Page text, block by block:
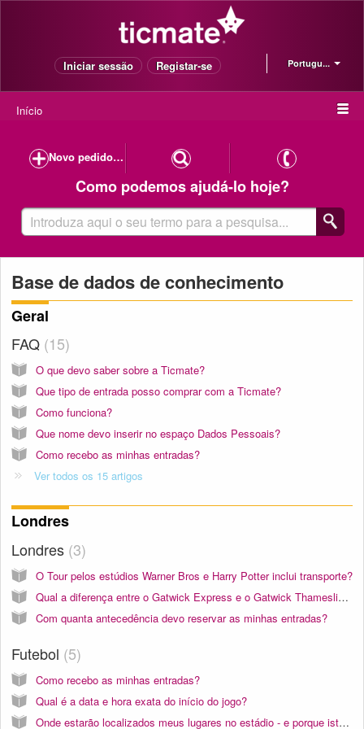
Portugu...
Iniciar sessão Registar-se
Início
Novo pedido de suporte
Como podemos ajudá-lo hoje?
Base de dados de conhecimento
Geral
FAQ 15
O que devo saber sobre a Ticmate?
Que tipo de entrada posso comprar com a Ticmate?
Como funciona?
Que nome devo inserir no espaço Dados Pessoais?
Como recebo as minhas entradas?
Ver todos os 15 artigos
Londres
Londres 3
O Tour pelos estúdios Warner Bros e Harry Potter inclui transporte?
Qual a diferença entre o Gatwick Express e o Gatwick Thameslink/Airport Train?
Com quanta antecedência devo reservar as minhas entradas?
Futebol 5
Como recebo as minhas entradas?
Qual é a data e hora exata do início do jogo?
Onde estarão localizados meus lugares no estádio - e porque isto é tão importante?